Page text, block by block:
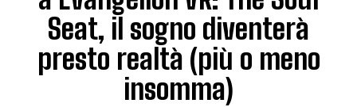
Seat, il sogno diventerà
presto realtà (più o meno
insomma)